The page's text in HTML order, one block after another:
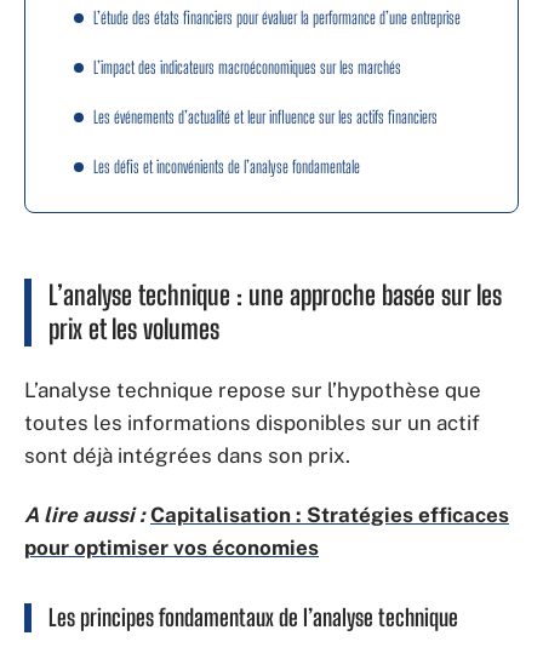
L’étude des états financiers pour évaluer la performance d’une entreprise
L’impact des indicateurs macroéconomiques sur les marchés
Les événements d’actualité et leur influence sur les actifs financiers
Les défis et inconvénients de l’analyse fondamentale
L’analyse technique : une approche basée sur les
prix et les volumes
L’analyse technique repose sur l’hypothèse que
toutes les informations disponibles sur un actif
sont déjà intégrées dans son prix.
A lire aussi : Capitalisation : Stratégies efficaces
pour optimiser vos économies
Les principes fondamentaux de l’analyse technique